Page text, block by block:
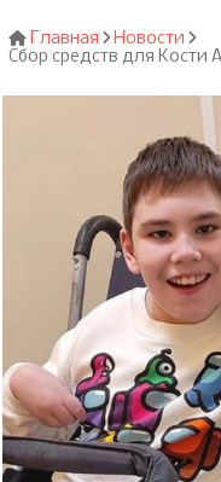
Главная
Новости
Сбор средств для Кости